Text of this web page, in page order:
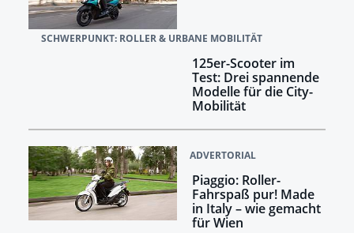
SCHWERPUNKT: ROLLER & URBANE MOBILITÄT
125er-Scooter im
Test: Drei spannende
Modelle für die City-
Mobilität
ADVERTORIAL
Piaggio: Roller-
Fahrspaß pur! Made
in Italy – wie gemacht
für Wien